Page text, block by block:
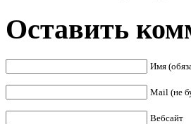
Оставить
Имя
Mail (не
Вебсайт